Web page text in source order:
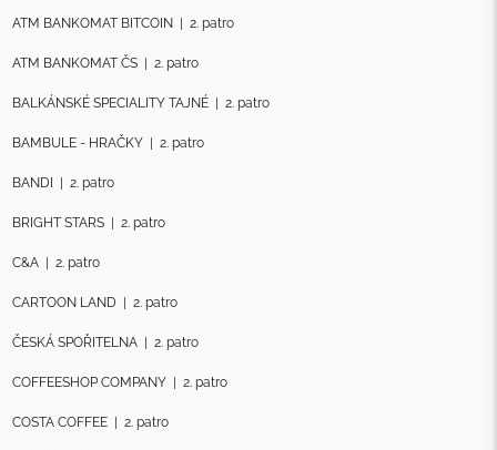
ATM BANKOMAT BITCOIN | 2. patro
ATM BANKOMAT ČS | 2. patro
BALKÁNSKÉ SPECIALITY TAJNÉ | 2. patro
BAMBULE - HRAČKY | 2. patro
BANDI | 2. patro
BRIGHT STARS | 2. patro
C&A | 2. patro
CARTOON LAND | 2. patro
ČESKÁ SPOŘITELNA | 2. patro
COFFEESHOP COMPANY | 2. patro
COSTA COFFEE | 2. patro